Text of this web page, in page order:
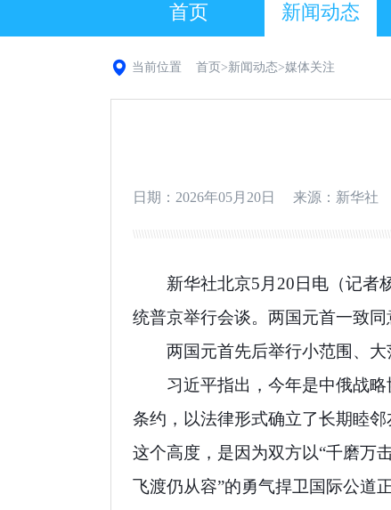
首页 新闻动态
当前位置 首页 >新闻动态>媒体关注
日期：2026年05月20日 来源：新华社
新华社北京5月20日电（记者
统普京举行会谈。两国元首一致
两国元首先后举行小范围、大
习近平指出，今年是中俄战
条约，以法律形式确立了长期睦
这个高度，是因为双方以“千磨万
飞渡仍从容”的勇气捍卫国际公道